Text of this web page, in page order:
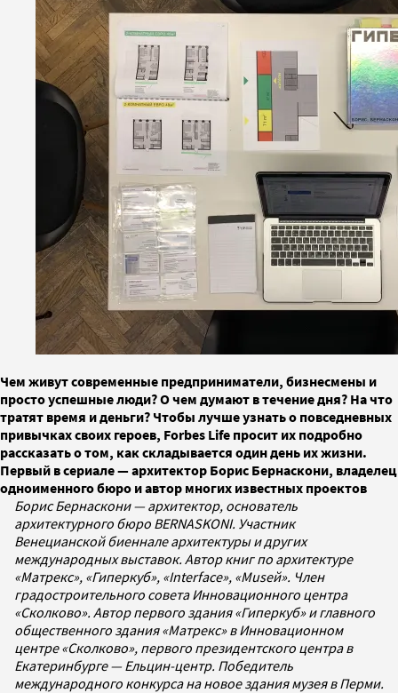
Чем живут современные предприниматели, бизнесмены и
просто успешные люди? О чем думают в течение дня? На что
тратят время и деньги? Чтобы лучше узнать о повседневных
привычках своих героев, Forbes Life просит их подробно
рассказать о том, как складывается один день их жизни.
Первый в сериале — архитектор Борис Бернаскони, владелец
одноименного бюро и автор многих известных проектов
Борис Бернаскони — архитектор, основатель
архитектурного бюро BERNASKONI. Участник
Венецианской биеннале архитектуры и других
международных выставок. Автор книг по архитектуре
«Матрекс», «Гиперкуб», «Interface», «Museй». Член
градостроительного совета Инновационного центра
«Сколково». Автор первого здания «Гиперкуб» и главного
общественного здания «Матрекс» в Инновационном
центре «Сколково», первого президентского центра в
Екатеринбурге — Ельцин-центр. Победитель
международного конкурса на новое здания музея в Перми.